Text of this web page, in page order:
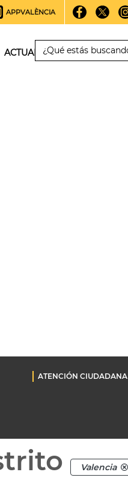
APPVALÈNCIA
ACTUALIDAD
ATENCIÓN CIUDADANA
Valencia